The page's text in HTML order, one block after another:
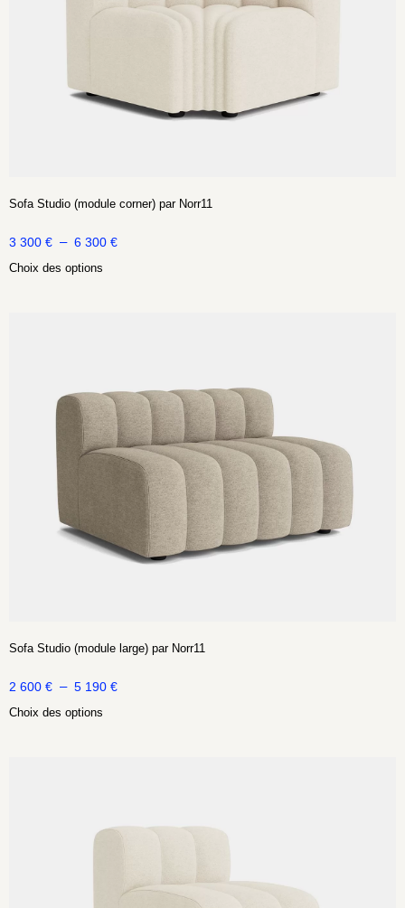
Sofa Studio (module corner) par Norr11
3 300 € – 6 300 €
Choix des options
Sofa Studio (module large) par Norr11
2 600 € – 5 190 €
Choix des options